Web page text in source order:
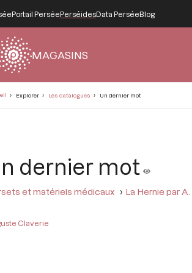
Portail PerséePerséidesData PerséeBlog
MAGASINS
Explorer Les catalogues Un dernier mot
dernier mot
et matériels médicaux La Hernie par
Claverie